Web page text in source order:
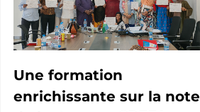
Une formation
enrichissante sur la note